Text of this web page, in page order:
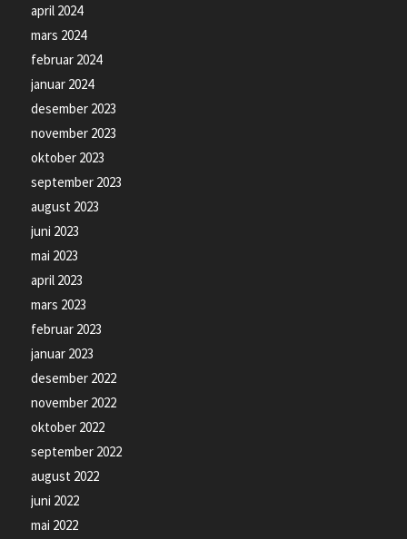
april 2024
mars 2024
februar 2024
januar 2024
desember 2023
november 2023
oktober 2023
september 2023
august 2023
juni 2023
mai 2023
april 2023
mars 2023
februar 2023
januar 2023
desember 2022
november 2022
oktober 2022
september 2022
august 2022
juni 2022
mai 2022